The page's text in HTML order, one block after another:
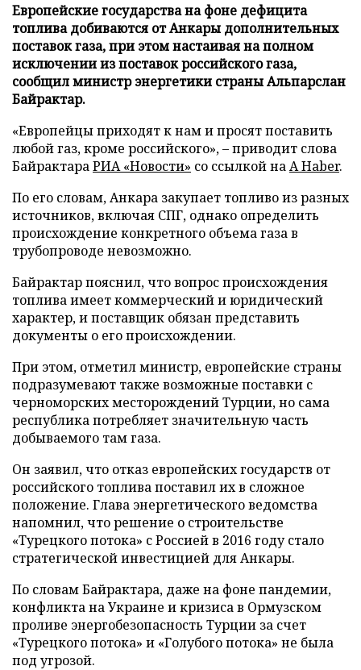
Европейские государства на фоне дефицита
топлива добиваются от Анкары дополнительных
поставок газа, при этом настаивая на полном
исключении из поставок российского газа,
сообщил министр энергетики страны Альпарслан
Байрактар.
«Европейцы приходят к нам и просят поставить
любой газ, кроме российского», – приводит слова
БайрактараРИА «Новости» со ссылкой наA Haber.
По его словам, Анкара закупает топливо из разных
источников, включая СПГ, однако определить
происхождение конкретного объема газа в
трубопроводе невозможно.
Байрактар пояснил, что вопрос происхождения
топлива имеет коммерческий и юридический
характер, и поставщик обязан представить
документы о его происхождении.
При этом, отметил министр, европейские страны
подразумевают также возможные поставки с
черноморских месторождений Турции, но сама
республика потребляет значительную часть
добываемого там газа.
Он заявил, что отказ европейских государств от
российского топлива поставил их в сложное
положение. Глава энергетического ведомства
напомнил, что решение о строительстве
«Турецкого потока» с Россией в 2016 году стало
стратегической инвестицией для Анкары.
По словам Байрактара, даже на фоне пандемии,
конфликта на Украине и кризиса в Ормузском
проливе энергобезопасность Турции за счет
«Турецкого потока» и «Голубого потока» не была
под угрозой.